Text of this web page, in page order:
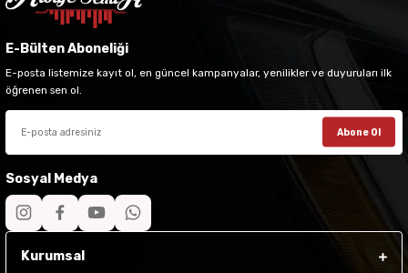
E-Bülten Aboneliği
E-posta listemize kayıt ol, en güncel kampanyalar, yenilikler ve duyuruları ilk
öğrenen sen ol.
Abone Ol
Sosyal Medya
Kurumsal